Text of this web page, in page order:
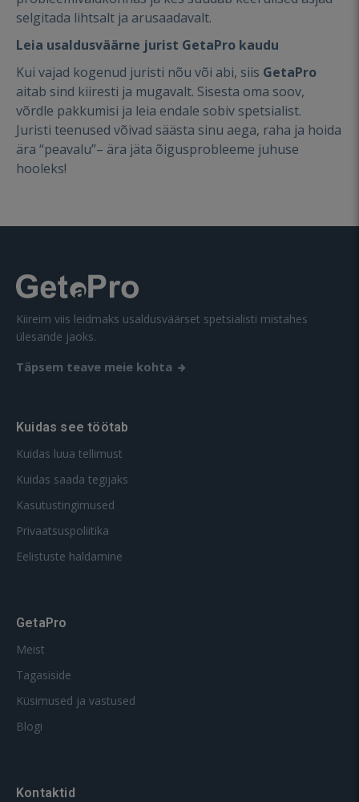
selgitada lihtsalt ja arusaadavalt.
Leia usaldusväärne jurist GetaPro kaudu
Kui vajad kogenud juristi nõu või abi, siis GetaPro
aitab sind kiiresti ja mugavalt. Sisesta oma soov,
võrdle pakkumisi ja leia endale sobiv spetsialist.
Juristi teenused võivad säästa sinu aega, raha ja hoida
ära “peavalu”– ära jäta õigusprobleeme juhuse
hooleks!
Kiireim viis leidmaks usaldusväärset spetsialisti mistahes
ülesande jaoks.
Täpsem teave meie kohta
Kuidas see töötab
Kuidas luua tellimust
Kuidas saada tegijaks
Kasutustingimused
Privaatsuspoliitika
Eelistuste haldamine
GetaPro
Meist
Tagasiside
Küsimused ja vastused
Blogi
Kontaktid